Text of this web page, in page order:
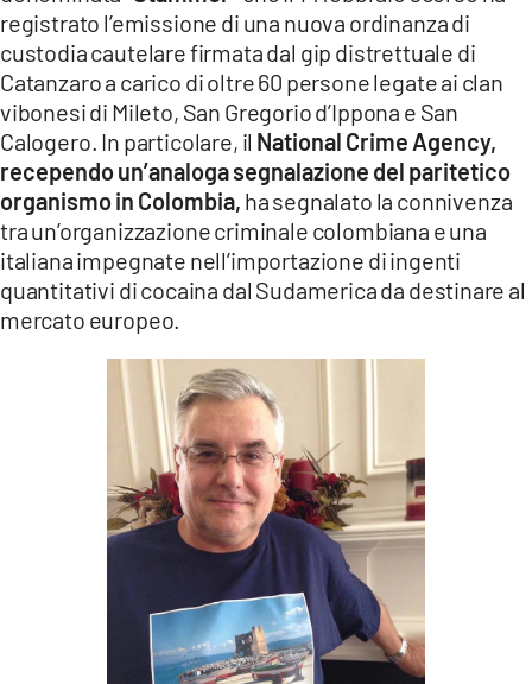
LACONAIR.IT
ILREGGINO.IT
COSENZACHANNEL.IT
ILVIBONESE.IT
CATANZAROCHANNEL.IT
LACAPITALENEWS.IT
registrato l’emissione di una nuova ordinanza di
custodia cautelare firmata dal gip distrettuale di
Catanzaro a carico di oltre 60 persone legate ai clan
vibonesi di Mileto, San Gregorio d’Ippona e San
Calogero. In particolare, il National Crime Agency,
recependo un’analoga segnalazione del paritetico
organismo in Colombia, ha segnalato la connivenza
tra un’organizzazione criminale colombiana e una
italiana impegnate nell’importazione di ingenti
quantitativi di cocaina dal Sudamerica da destinare al
mercato europeo.